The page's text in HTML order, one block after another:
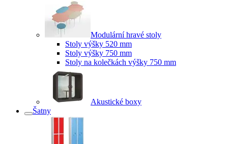
Modulární hravé stoly
Stoly výšky 520 mm
Stoly výšky 750 mm
Stoly na kolečkách výšky 750 mm
Akustické boxy
Šatny